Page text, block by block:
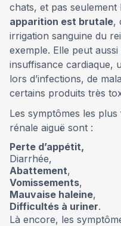
chats, et pas
apparition est brutale,
irrigation sanguine du
exemple. Elle peut
insuffisance cardiaque,
lors d’infections, de
certains produits très
Les symptômes les
rénale aiguë sont :
Perte d’appétit,
Diarrhée,
Abattement,
Vomissements,
Mauvaise haleine,
Difficultés à uriner.
Là encore, les